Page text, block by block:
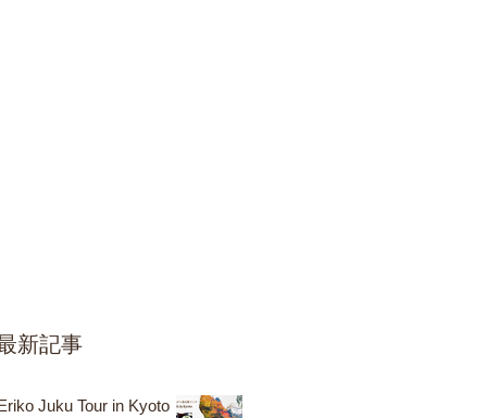
新記事
Eriko Juku Tour in Kyoto